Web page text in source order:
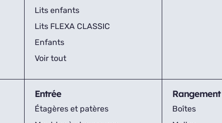
Lits enfants
Lits FLEXA CLASSIC
Enfants
Voir tout
Entrée
Étagères et patères
Rangement
Boîtes